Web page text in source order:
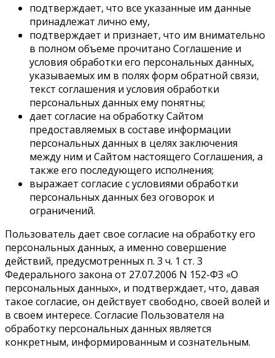
подтверждает, что все указанные им данные
принадлежат лично ему,
подтверждает и признает, что им внимательно
в полном объеме прочитано Соглашение и
условия обработки его персональных данных,
указываемых им в полях форм обратной связи,
текст соглашения и условия обработки
персональных данных ему понятны;
дает согласие на обработку Сайтом
предоставляемых в составе информации
персональных данных в целях заключения
между ним и Сайтом настоящего Соглашения, а
также его последующего исполнения;
выражает согласие с условиями обработки
персональных данных без оговорок и
ограничений.
Пользователь дает свое согласие на обработку его
персональных данных, а именно совершение
действий, предусмотренных п. 3 ч. 1 ст. 3
Федерального закона от 27.07.2006 N 152-ФЗ «О
персональных данных», и подтверждает, что, давая
такое согласие, он действует свободно, своей волей и
в своем интересе. Согласие Пользователя на
обработку персональных данных является
конкретным, информированным и сознательным.